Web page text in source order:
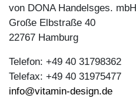
von DONA Handelsges. mbH
Große Elbstraße 40
22767 Hamburg
Telefon: +49 40 31798362
Telefax: +49 40 31975477
info@vitamin-design.de